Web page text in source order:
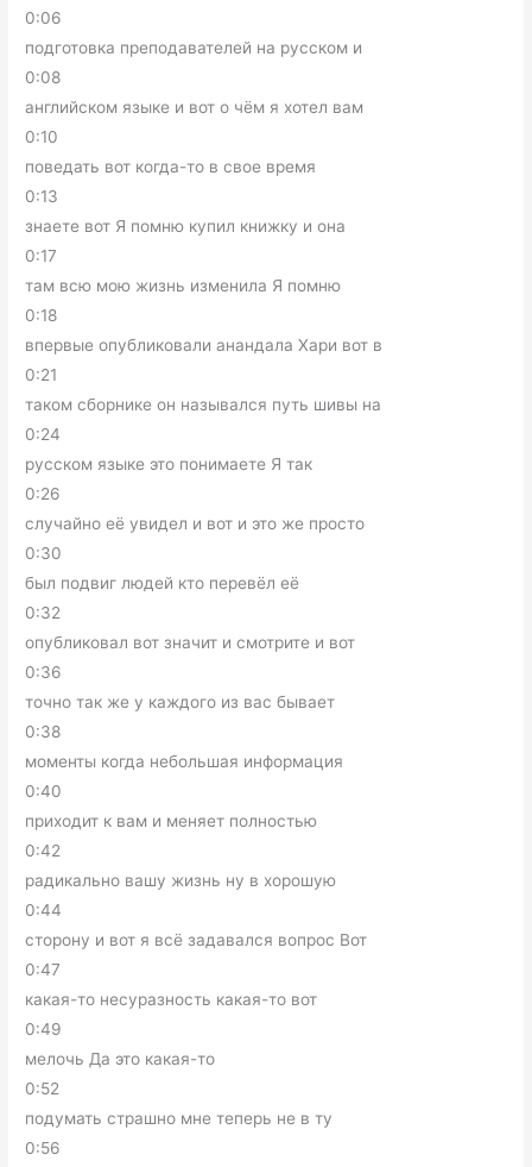
0:06
подготовка преподавателей на русском и
0:08
английском языке и вот о чём я хотел вам
0:10
поведать вот когда-то в свое время
0:13
знаете вот Я помню купил книжку и она
0:17
там всю мою жизнь изменила Я помню
0:18
впервые опубликовали анандала Хари вот в
0:21
таком сборнике он назывался путь шивы на
0:24
русском языке это понимаете Я так
0:26
случайно её увидел и вот и это же просто
0:30
был подвиг людей кто перевёл её
0:32
опубликовал вот значит и смотрите и вот
0:36
точно так же у каждого из вас бывает
0:38
моменты когда небольшая информация
0:40
приходит к вам и меняет полностью
0:42
радикально вашу жизнь ну в хорошую
0:44
сторону и вот я всё задавался вопрос Вот
0:47
какая-то несуразность какая-то вот
0:49
мелочь Да это какая-то
0:52
подумать страшно мне теперь не в ту
0:56